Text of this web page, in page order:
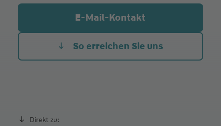
oder nach telefonischer Vereinbarung
E-Mail-Kontakt
So erreichen Sie uns
Direkt zu: